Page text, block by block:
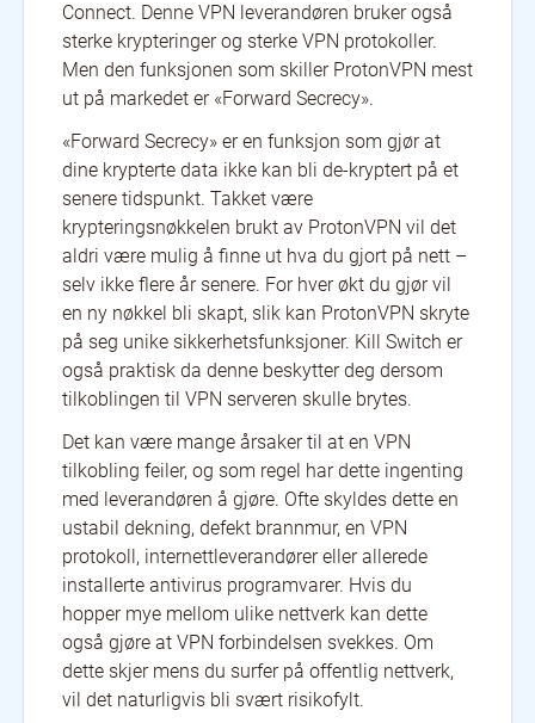
Connect. Denne VPN leverandøren bruker også
sterke krypteringer og sterke VPN protokoller.
Men den funksjonen som skiller ProtonVPN mest
ut på markedet er «Forward Secrecy».
«Forward Secrecy» er en funksjon som gjør at
dine krypterte data ikke kan bli de-kryptert på et
senere tidspunkt. Takket være
krypteringsnøkkelen brukt av ProtonVPN vil det
aldri være mulig å finne ut hva du gjort på nett –
selv ikke flere år senere. For hver økt du gjør vil
en ny nøkkel bli skapt, slik kan ProtonVPN skryte
på seg unike sikkerhetsfunksjoner. Kill Switch er
også praktisk da denne beskytter deg dersom
tilkoblingen til VPN serveren skulle brytes.
Det kan være mange årsaker til at en VPN
tilkobling feiler, og som regel har dette ingenting
med leverandøren å gjøre. Ofte skyldes dette en
ustabil dekning, defekt brannmur, en VPN
protokoll, internettleverandører eller allerede
installerte antivirus programvarer. Hvis du
hopper mye mellom ulike nettverk kan dette
også gjøre at VPN forbindelsen svekkes. Om
dette skjer mens du surfer på offentlig nettverk,
vil det naturligvis bli svært risikofylt.